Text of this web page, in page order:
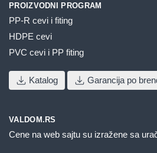
PROIZVODNI PROGRAM
PP-R cevi i fiting
HDPE cevi
PVC cevi i PP fiting
Katalog Garancija po
VALDOM.RS
Cene na web sajtu su izražene sa